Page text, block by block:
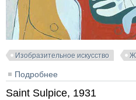
Изобразительное искусство
Подробнее
Saint Sulpice, 1931